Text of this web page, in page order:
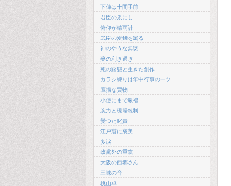
下俥は十間手前
君臣のゑにし
俯仰が晴雨計
武臣の愛錢を罵る
神のやうな無慾
藥の利き過ぎ
死の踏襲と生きた創作
カラシ練りは年中行事の一ツ
鷹揚な買物
小使にまで敬禮
腕力と現場統制
變つた叱責
江戸辯に褒美
多涙
政黨外の重鎭
大阪の西郷さん
三味の音
桃山卓